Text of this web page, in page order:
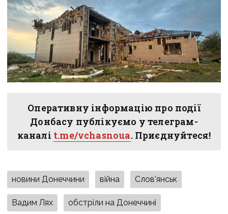
Оперативну інформацію про події
Донбасу публікуємо у телеграм-
каналі t.me/vchasnoua. Приєднуйтеся!
новини Донеччини війна Слов'янськ
Вадим Лях обстріли на Донеччині